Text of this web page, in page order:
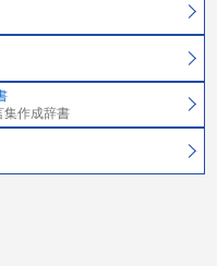
集作成辞書